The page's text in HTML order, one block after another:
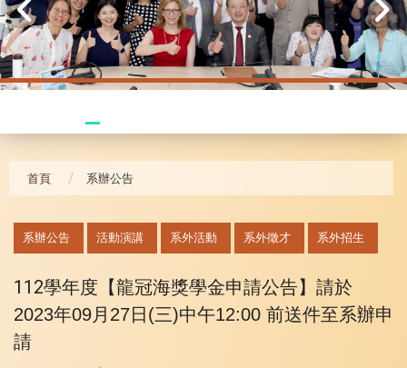
首頁 系辦公告
系辦公告 活動演講 系外活動 系外徵才 系外招生
112學年度【龍冠海獎學金申請公告】 請於
2023年09月27日(三)中午12:00 前送件至系辦申
請